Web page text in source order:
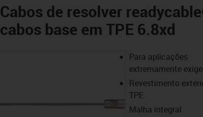
Cabos de resolver
cabos base em TPE 6.8xd
Para aplicações
extremamente
Revestimento
TPE
Malha integral